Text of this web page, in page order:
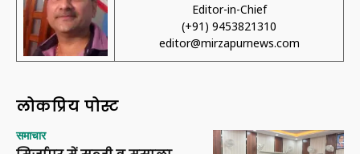
Editor-in-Chief
(+91) 9453821310
editor@mirzapurnews.com
लोकप्रिय पोस्ट
समाचार